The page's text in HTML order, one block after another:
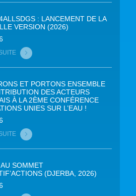
: LANCEMENT DE LA
VERSION (2026)
ET PORTONS ENSEMBLE
DES ACTEURS
À LA 2ÈME CONFÉRENCE
UNIES SUR L’EAU !
SOMMET
(DJERBA, 2026)